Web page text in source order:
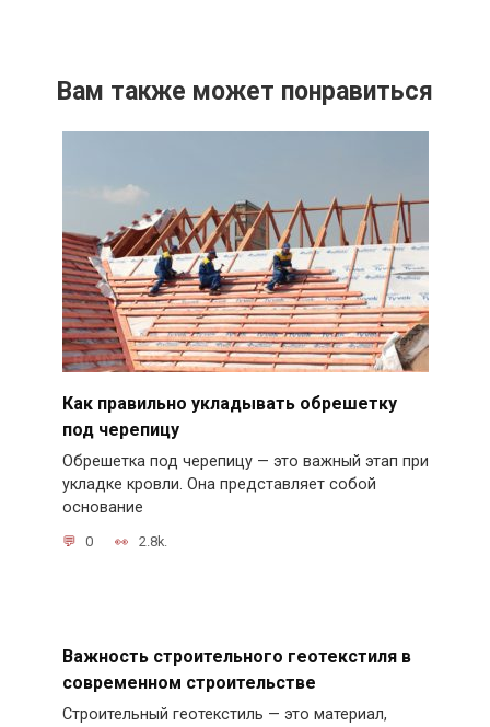
Вам также может понравиться
Как правильно укладывать обрешетку
под черепицу
Обрешетка под черепицу — это важный этап при
укладке кровли. Она представляет собой
основание
0 2.8k.
Важность строительного геотекстиля в
современном строительстве
Строительный геотекстиль — это материал,